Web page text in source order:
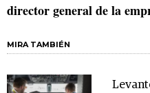
director general de la
MIRA TAMBIÉN